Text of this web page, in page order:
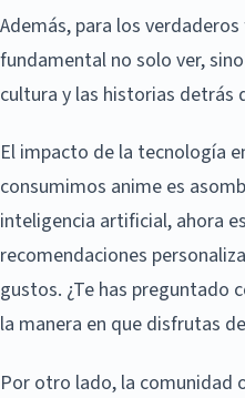
Además, para los
fundamental no solo ver,
cultura y las historias detrás
El impacto de la tecnología
consumimos anime es
inteligencia artificial, ahora
recomendaciones
gustos. ¿Te has preguntado
la manera en que disfrutas
Por otro lado, la comunidad